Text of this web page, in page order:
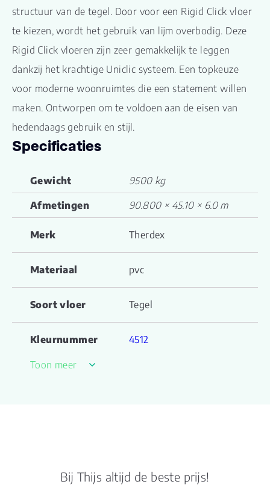
structuur van de tegel. Door voor een Rigid Click vloer
te kiezen, wordt het gebruik van lijm overbodig. Deze
Rigid Click vloeren zijn zeer gemakkelijk te leggen
dankzij het krachtige Uniclic systeem. Een topkeuze
voor moderne woonruimtes die een statement willen
maken. Ontworpen om te voldoen aan de eisen van
hedendaags gebruik en stijl.
Specificaties
Gewicht 9500 kg
Afmetingen 90.800 × 45.10 × 6.0 m
Merk Therdex
Materiaal pvc
Soort vloer Tegel
Kleurnummer 4512
Lengte plank (cm) 90.800
Toon meer
Bij Thijs altijd de beste prijs!